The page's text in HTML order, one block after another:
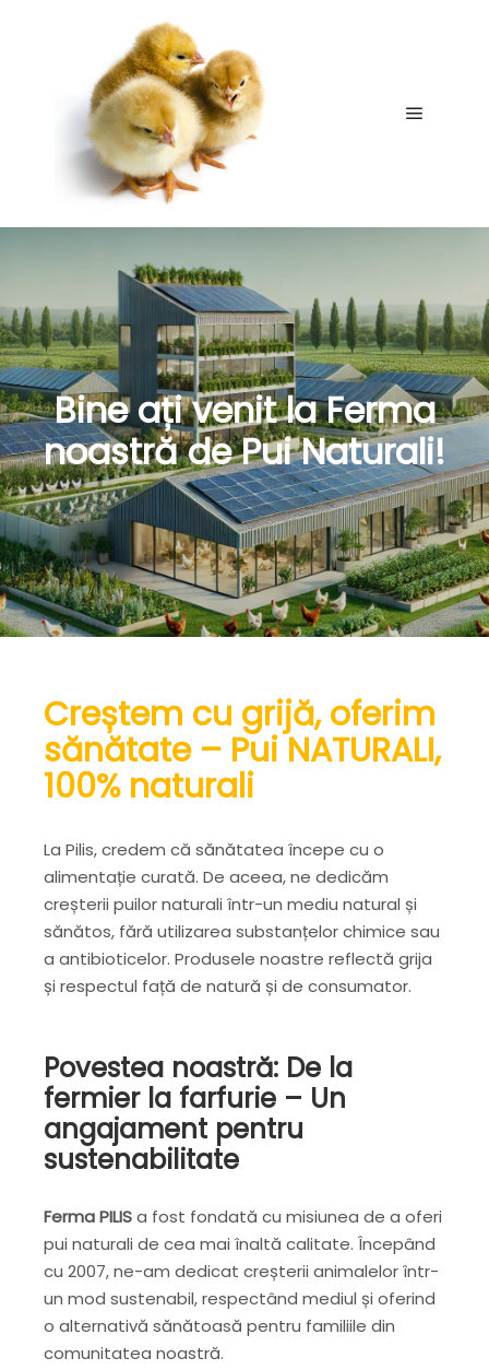
Bine ați venit la Ferma
noastră de Pui Naturali!
Creștem cu grijă, oferim
sănătate – Pui NATURALI,
100% naturali
La Pilis, credem că sănătatea începe cu o
alimentație curată. De aceea, ne dedicăm
creșterii puilor naturali într-un mediu natural și
sănătos, fără utilizarea substanțelor chimice sau
a antibioticelor. Produsele noastre reflectă grija
și respectul față de natură și de consumator.
Povestea noastră: De la
fermier la farfurie – Un
angajament pentru
sustenabilitate
FermaPILISa fost fondată cu misiunea de a oferi
pui naturali de cea mai înaltă calitate. Începând
cu 2007, ne-am dedicat creșterii animalelor într-
un mod sustenabil, respectând mediul și oferind
o alternativă sănătoasă pentru familiile din
comunitatea noastră.